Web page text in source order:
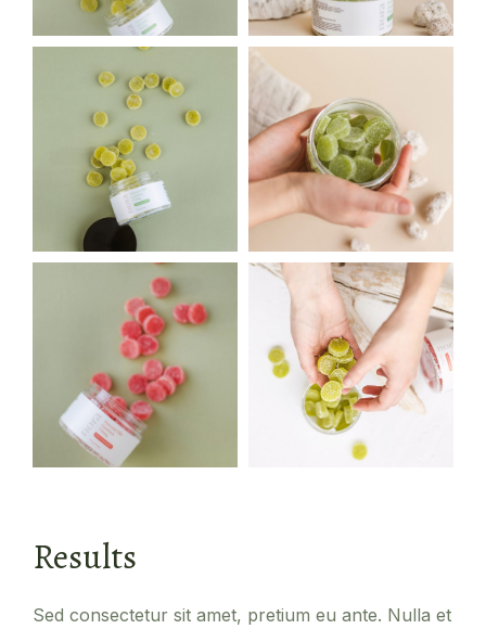
Results
Sed consectetur sit amet, pretium eu ante. Nulla et